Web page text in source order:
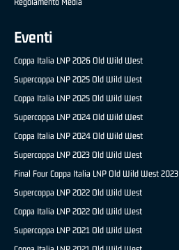
Eventi
Coppa Italia LNP 2026 Old Wild West
Supercoppa LNP 2025 Old Wild West
Coppa Italia LNP 2025 Old Wild West
Supercoppa LNP 2024 Old Wild West
Coppa Italia LNP 2024 Old Wild West
Supercoppa LNP 2023 Old Wild West
Final Four Coppa Italia LNP Old Wild West 2023
Supercoppa LNP 2022 Old Wild West
Coppa Italia LNP 2022 Old Wild West
Supercoppa LNP 2021 Old Wild West